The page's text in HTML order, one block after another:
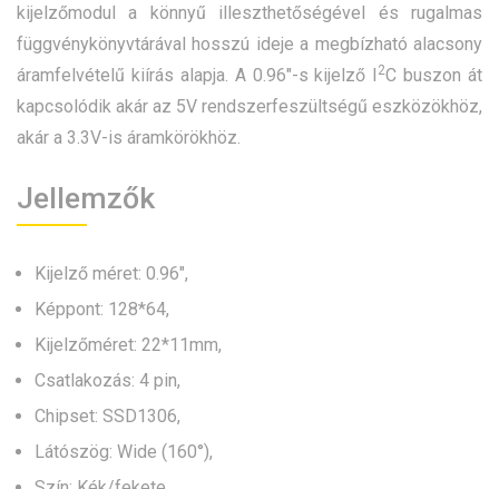
kijelzőmodul a könnyű illeszthetőségével és rugalmas
függvénykönyvtárával hosszú ideje a megbízható alacsony
áramfelvételű kiírás alapja. A 0.96″-s kijelző I 2C buszon át
kapcsolódik akár az 5V rendszerfeszültségű eszközökhöz,
akár a 3.3V-is áramkörökhöz.
Jellemzők
Kijelző méret: 0.96″,
Képpont: 128*64,
Kijelzőméret: 22*11mm,
Csatlakozás: 4 pin,
Chipset: SSD1306,
Látószög: Wide (160°),